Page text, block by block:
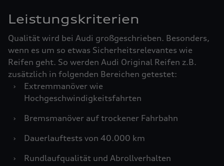
Leistungskriterien
Qualität wird bei Audi großgeschrieben. Besonders,
wenn es um so etwas Sicherheitsrelevantes wie
Reifen geht. So werden Audi Original Reifen z.B.
zusätzlich in folgenden Bereichen getestet:
›
Extremmanöver wie
Hochgeschwindigkeitsfahrten
›
Bremsmanöver auf trockener Fahrbahn
›
Dauerlauftests von 40.000 km
›
Rundlaufqualität und Abrollverhalten